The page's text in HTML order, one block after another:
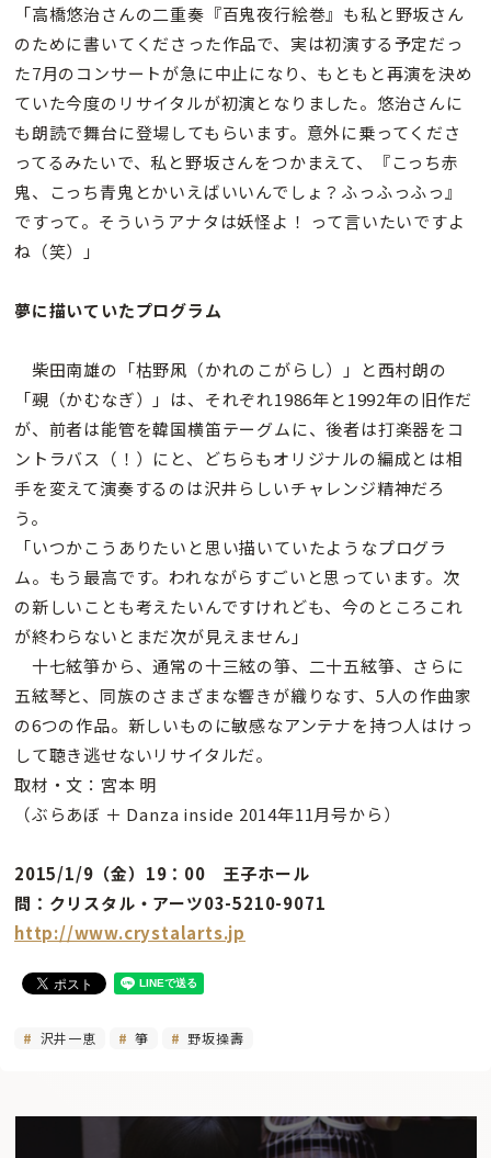
「高橋悠治さんの二重奏『百鬼夜行絵巻』も私と野坂さん
のために書いてくださった作品で、実は初演する予定だっ
た7月のコンサートが急に中止になり、もともと再演を決め
ていた今度のリサイタルが初演となりました。悠治さんに
も朗読で舞台に登場してもらいます。意外に乗ってくださ
ってるみたいで、私と野坂さんをつかまえて、『こっち赤
鬼、こっち青鬼とかいえばいいんでしょ？ふっふっふっ』
ですって。そういうアナタは妖怪よ！ って言いたいですよ
ね（笑）」
夢に描いていたプログラム
柴田南雄の「枯野凩（かれのこがらし）」と西村朗の
「覡（かむなぎ）」は、それぞれ1986年と1992年の旧作だ
が、前者は能管を韓国横笛テーグムに、後者は打楽器をコ
ントラバス（！）にと、どちらもオリジナルの編成とは相
手を変えて演奏するのは沢井らしいチャレンジ精神だろ
う。
「いつかこうありたいと思い描いていたようなプログラ
ム。もう最高です。われながらすごいと思っています。次
の新しいことも考えたいんですけれども、今のところこれ
が終わらないとまだ次が見えません」
十七絃箏から、通常の十三絃の箏、二十五絃箏、さらに
五絃琴と、同族のさまざまな響きが織りなす、5人の作曲家
の6つの作品。新しいものに敏感なアンテナを持つ人はけっ
して聴き逃せないリサイタルだ。
取材・文：宮本 明
（ぶらあぼ ＋ Danza inside 2014年11月号から）
2015/1/9（金）19：00 王子ホール
問：クリスタル・アーツ03-5210-9071
http://www.crystalarts.jp
沢井一恵 箏 野坂操壽